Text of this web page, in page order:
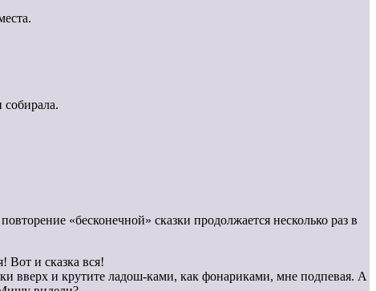
«бесконечной» сказки продолжается несколько раз в
Вот и сказка вся!
вверх и крутите ладош-ками, как фонариками, мне подпевая. А